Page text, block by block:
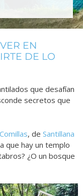
EN
DE LO
que desafían
secretos que
Comillas, de Santillana
que hay un templo
¿O un bosque